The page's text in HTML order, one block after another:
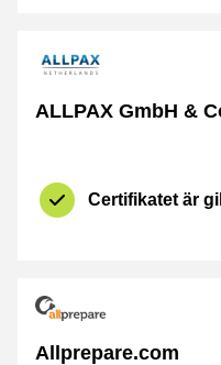
ALLPAX GmbH &
Certifikatet är
Allprepare.com